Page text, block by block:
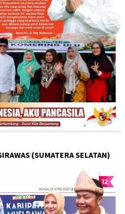
(SUMATERA SELATAN)